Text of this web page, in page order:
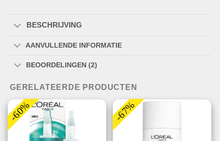
BESCHRIJVING
AANVULLENDE INFORMATIE
BEOORDELINGEN (2)
GERELATEERDE PRODUCTEN
-60% -67%